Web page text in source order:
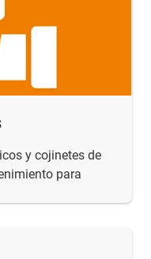
y cojinetes de
para